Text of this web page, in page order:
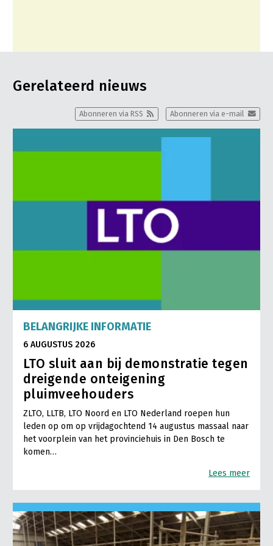
Gerelateerd nieuws
Abonneren via e-mail
Abonneren via RSS
BELANGRIJKE INFORMATIE
6 AUGUSTUS 2026
LTO sluit aan bij demonstratie tegen
dreigende onteigening
pluimveehouders
ZLTO, LLTB, LTO Noord en LTO Nederland roepen hun
leden op om op vrijdagochtend 14 augustus massaal naar
het voorplein van het provinciehuis in Den Bosch te
komen…
Lees meer